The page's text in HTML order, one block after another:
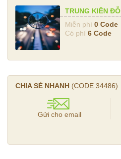
TRUNG KIÊN ĐỖ
Miễn phí 0 Code
Có phí 6 Code
CHIA SẺ NHANH (CODE 34486)
Gửi cho email